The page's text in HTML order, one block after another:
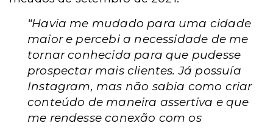
“Havia me mudado para uma cidade
maior e percebi a necessidade de me
tornar conhecida para que pudesse
prospectar mais clientes. Já possuía
Instagram, mas não sabia como criar
conteúdo de maneira assertiva e que
me rendesse conexão com os